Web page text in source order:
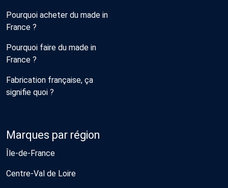
Pourquoi acheter du made in
France ?
Pourquoi faire du made in
France ?
Fabrication française, ça
signifie quoi ?
Marques par région
Île-de-France
Centre-Val de Loire